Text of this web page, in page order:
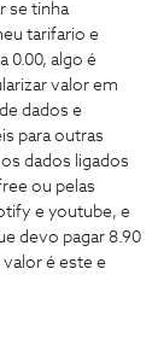
se tinha
tarifario e
0.00, algo é
valor em
dados e
para outras
dados ligados
ou pelas
e youtube, e
devo pagar 8.90
valor é este e